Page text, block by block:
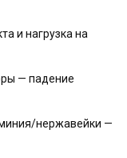
и нагрузка на
— падение
нержавейки —